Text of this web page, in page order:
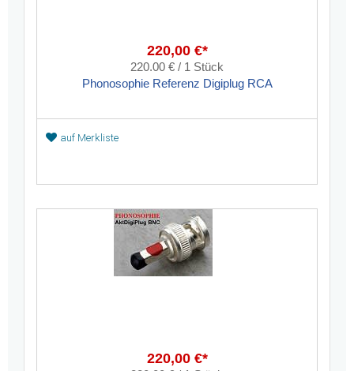
220,00 €*
220.00 € / 1 Stück
Phonosophie Referenz Digiplug RCA
auf Merkliste
220,00 €*